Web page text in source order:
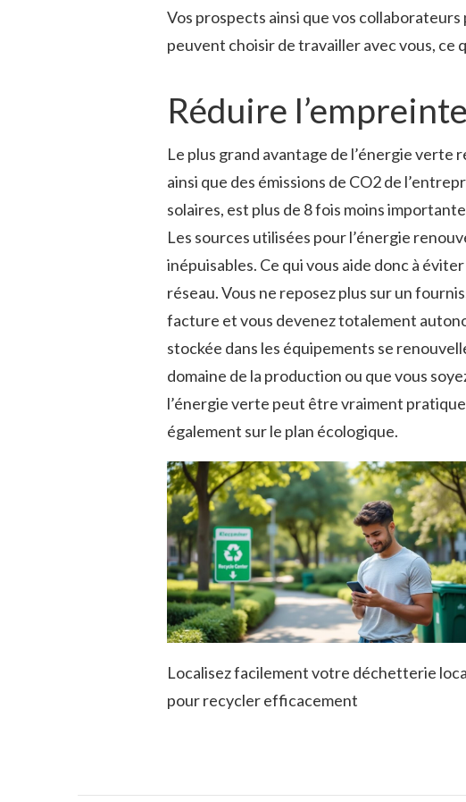
Vos prospects ainsi que vos
peuvent choisir de travailler avec vous,
Réduire
Le plus grand avantage de l’énergie verte
ainsi que des émissions de CO2 de
solaires, est plus de 8 fois moins
Les sources utilisées pour l’énergie
inépuisables. Ce qui vous aide donc à
réseau. Vous ne reposez plus sur un
facture et vous devenez totalement
stockée dans les équipements se
domaine de la production ou que vous
l’énergie verte peut être vraiment
également sur le plan écologique.
Localisez facilement votre déchetterie
pour recycler efficacement